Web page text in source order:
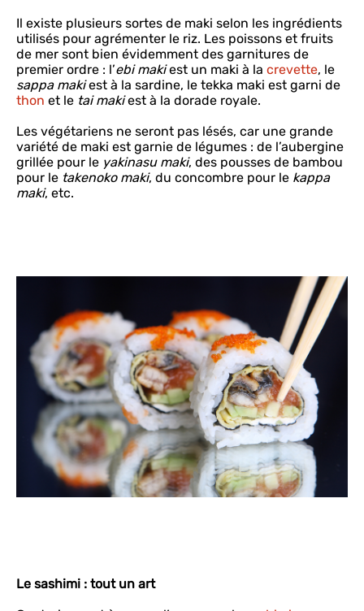
Il existe plusieurs sortes de maki selon les ingrédients
utilisés pour agrémenter le riz. Les poissons et fruits
de mer sont bien évidemment des garnitures de
premier ordre : l’ebi makiest un maki à la crevette, le
sappa makiest à la sardine, le tekka maki est garni de
thon et le tai makiest à la dorade royale.
Les végétariens ne seront pas lésés, car une grande
variété de maki est garnie de légumes : de l’aubergine
grillée pour le yakinasu maki, des pousses de bambou
pour le takenoko maki, du concombre pour le kappa
maki, etc.
Le sashimi : tout un art